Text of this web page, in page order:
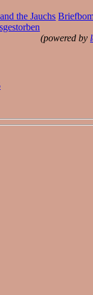
the Jauchs
(powered by